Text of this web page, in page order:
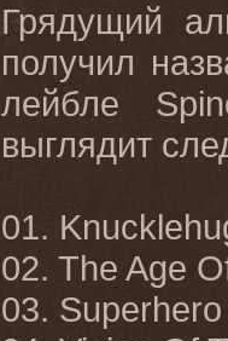
Грядущий
получил
лейбле
выглядит
01.
02. The Age
03.